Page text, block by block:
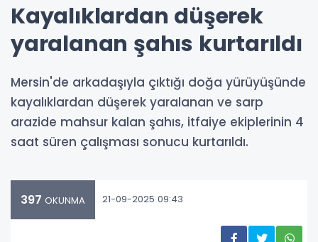
Kayalıklardan düşerek
yaralanan şahıs kurtarıldı
Mersin'de arkadaşıyla çıktığı doğa yürüyüşünde
kayalıklardan düşerek yaralanan ve sarp
arazide mahsur kalan şahıs, itfaiye ekiplerinin 4
saat süren çalışması sonucu kurtarıldı.
397 OKUNMA 21-09-2025 09:43